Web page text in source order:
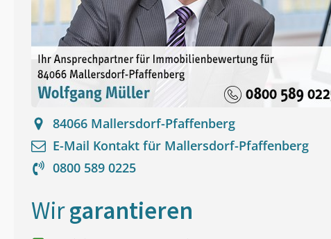
84066 Mallersdorf-Pfaffenberg
E-Mail Kontakt für Mallersdorf-Pfaffenberg
0800 589 0225
Wirgarantieren